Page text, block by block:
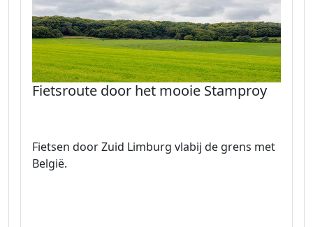
Fietsroute door het mooie Stamproy
Fietsen door Zuid Limburg vlabij de grens met
België.